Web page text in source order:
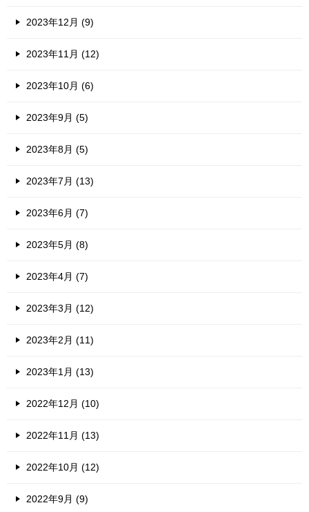
2023年12月 (9)
2023年11月 (12)
2023年10月 (6)
2023年9月 (5)
2023年8月 (5)
2023年7月 (13)
2023年6月 (7)
2023年5月 (8)
2023年4月 (7)
2023年3月 (12)
2023年2月 (11)
2023年1月 (13)
2022年12月 (10)
2022年11月 (13)
2022年10月 (12)
2022年9月 (9)